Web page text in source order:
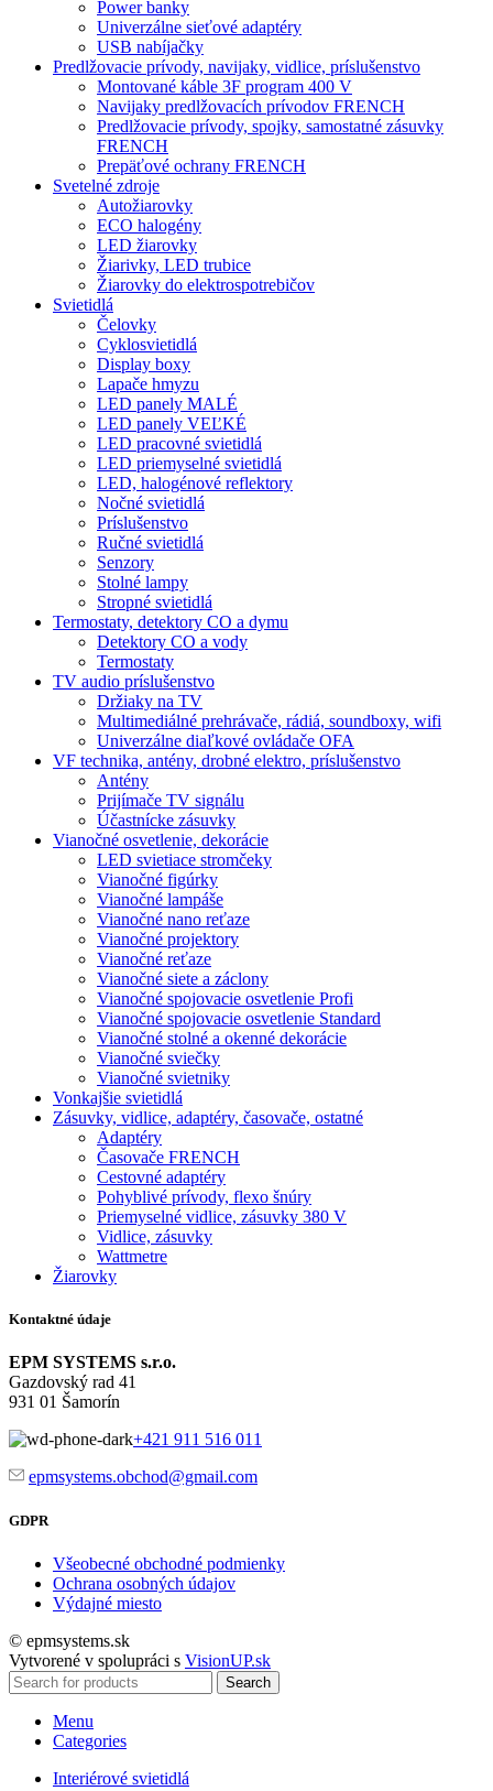
Power banky
Univerzálne sieťové adaptéry
USB nabíjačky
Predlžovacie prívody, navijaky, vidlice, príslušenstvo
Montované káble 3F program 400 V
Navijaky predlžovacích prívodov FRENCH
Predlžovacie prívody, spojky, samostatné zásuvky
FRENCH
Prepäťové ochrany FRENCH
Svetelné zdroje
Autožiarovky
ECO halogény
LED žiarovky
Žiarivky, LED trubice
Žiarovky do elektrospotrebičov
Svietidlá
Čelovky
Cyklosvietidlá
Display boxy
Lapače hmyzu
LED panely MALÉ
LED panely VEĽKÉ
LED pracovné svietidlá
LED priemyselné svietidlá
LED, halogénové reflektory
Nočné svietidlá
Príslušenstvo
Ručné svietidlá
Senzory
Stolné lampy
Stropné svietidlá
Termostaty, detektory CO a dymu
Detektory CO a vody
Termostaty
TV audio príslušenstvo
Držiaky na TV
Multimediálné prehrávače, rádiá, soundboxy, wifi
Univerzálne diaľkové ovládače OFA
VF technika, antény, drobné elektro, príslušenstvo
Antény
Prijímače TV signálu
Účastnícke zásuvky
Vianočné osvetlenie, dekorácie
LED svietiace stromčeky
Vianočné figúrky
Vianočné lampáše
Vianočné nano reťaze
Vianočné projektory
Vianočné reťaze
Vianočné siete a záclony
Vianočné spojovacie osvetlenie Profi
Vianočné spojovacie osvetlenie Standard
Vianočné stolné a okenné dekorácie
Vianočné sviečky
Vianočné svietniky
Vonkajšie svietidlá
Zásuvky, vidlice, adaptéry, časovače, ostatné
Adaptéry
Časovače FRENCH
Cestovné adaptéry
Pohyblivé prívody, flexo šnúry
Priemyselné vidlice, zásuvky 380 V
Vidlice, zásuvky
Wattmetre
Žiarovky
Kontaktné údaje
EPM SYSTEMS s.r.o.
Gazdovský rad 41
931 01 Šamorín
+421 911 516 011
epmsystems.obchod@gmail.com
GDPR
Všeobecné obchodné podmienky
Ochrana osobných údajov
Výdajné miesto
© epmsystems.sk
Vytvorené v spolupráci s VisionUP.sk
Search
Menu
Categories
Interiérové svietidlá